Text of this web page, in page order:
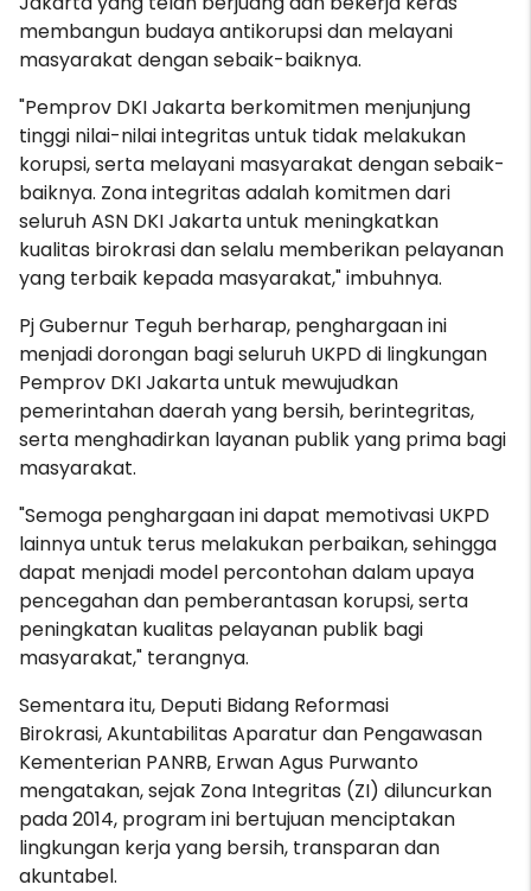
membangun budaya antikorupsi dan melayani
masyarakat dengan sebaik-baiknya.
"Pemprov DKI Jakarta berkomitmen menjunjung
tinggi nilai-nilai integritas untuk tidak melakukan
korupsi, serta melayani masyarakat dengan sebaik-
baiknya. Zona integritas adalah komitmen dari
seluruh ASN DKI Jakarta untuk meningkatkan
kualitas birokrasi dan selalu memberikan pelayanan
yang terbaik kepada masyarakat," imbuhnya.
Pj Gubernur Teguh berharap, penghargaan ini
menjadi dorongan bagi seluruh UKPD di lingkungan
Pemprov DKI Jakarta untuk mewujudkan
pemerintahan daerah yang bersih, berintegritas,
serta menghadirkan layanan publik yang prima bagi
masyarakat.
"Semoga penghargaan ini dapat memotivasi UKPD
lainnya untuk terus melakukan perbaikan, sehingga
dapat menjadi model percontohan dalam upaya
pencegahan dan pemberantasan korupsi, serta
peningkatan kualitas pelayanan publik bagi
masyarakat," terangnya.
Sementara itu, Deputi Bidang Reformasi
Birokrasi, Akuntabilitas Aparatur dan Pengawasan
Kementerian PANRB, Erwan Agus Purwanto
mengatakan, sejak Zona Integritas (ZI) diluncurkan
pada 2014, program ini bertujuan menciptakan
lingkungan kerja yang bersih, transparan dan
akuntabel.